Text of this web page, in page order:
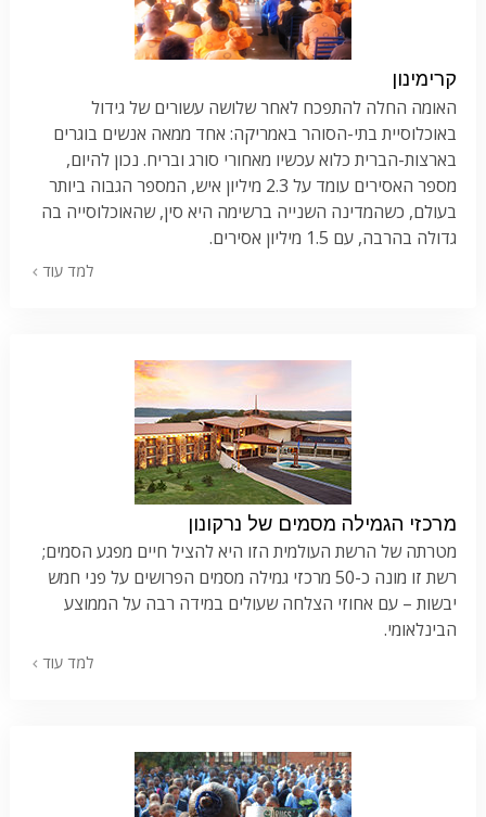
קרימינון
האומה החלה להתפכח לאחר שלושה עשורים של גידול
באוכלוסיית בתי-הסוהר באמריקה: אחד ממאה אנשים בוגרים
בארצות-הברית כלוא עכשיו מאחורי סורג ובריח. נכון להיום,
מספר האסירים עומד על 2.3 מיליון איש, המספר הגבוה ביותר
בעולם, כשהמדינה השנייה ברשימה היא סין, שהאוכלוסייה בה
גדולה בהרבה, עם 1.5 מיליון אסירים.
למד עוד
מרכזי הגמילה מסמים של נרקונון
מטרתה של הרשת העולמית הזו היא להציל חיים מפגע הסמים;
רשת זו מונה כ-50 מרכזי גמילה מסמים הפרושים על פני חמש
יבשות – עם אחוזי הצלחה שעולים במידה רבה על הממוצע
הבינלאומי.
למד עוד